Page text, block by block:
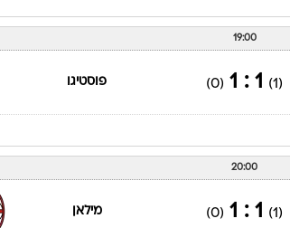
19:00
(1)
1 : 1
(0) פוסטיגו
20:00
(1)
1 : 1
(0) מילאן